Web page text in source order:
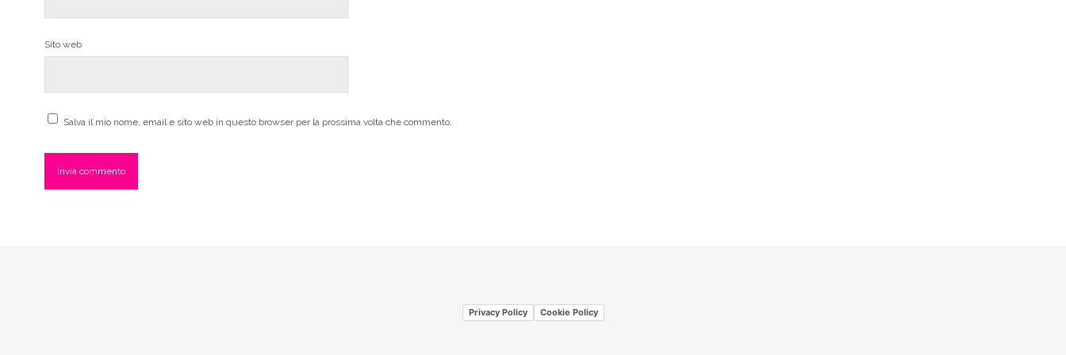
Sito web
Salva il mio nome, email e sito web in questo browser per la prossima volta che commento.
Privacy Policy Cookie Policy